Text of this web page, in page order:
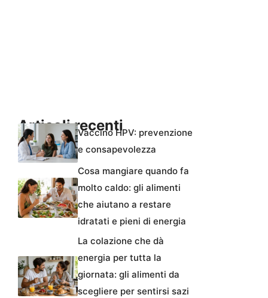
Articoli recentiVaccino HPV: prevenzione
e consapevolezza
Cosa mangiare quando fa
molto caldo: gli alimenti
che aiutano a restare
idratati e pieni di energia
La colazione che dà
energia per tutta la
giornata: gli alimenti da
scegliere per sentirsi sazi